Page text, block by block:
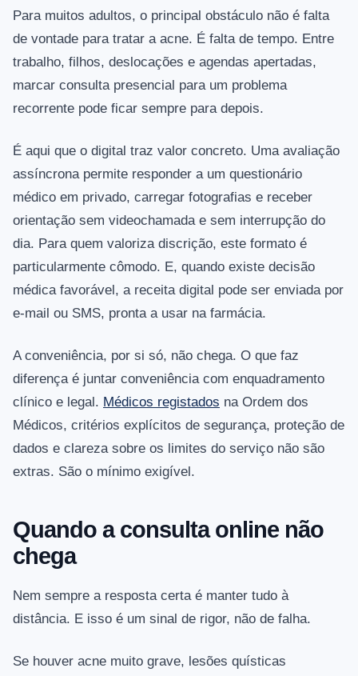
Para muitos adultos, o principal obstáculo não é falta
de vontade para tratar a acne. É falta de tempo. Entre
trabalho, filhos, deslocações e agendas apertadas,
marcar consulta presencial para um problema
recorrente pode ficar sempre para depois.
É aqui que o digital traz valor concreto. Uma avaliação
assíncrona permite responder a um questionário
médico em privado, carregar fotografias e receber
orientação sem videochamada e sem interrupção do
dia. Para quem valoriza discrição, este formato é
particularmente cômodo. E, quando existe decisão
médica favorável, a receita digital pode ser enviada por
e-mail ou SMS, pronta a usar na farmácia.
A conveniência, por si só, não chega. O que faz
diferença é juntar conveniência com enquadramento
clínico e legal. Médicos registados na Ordem dos
Médicos, critérios explícitos de segurança, proteção de
dados e clareza sobre os limites do serviço não são
extras. São o mínimo exigível.
Quando a consulta online não
chega
Nem sempre a resposta certa é manter tudo à
distância. E isso é um sinal de rigor, não de falha.
Se houver acne muito grave, lesões quísticas